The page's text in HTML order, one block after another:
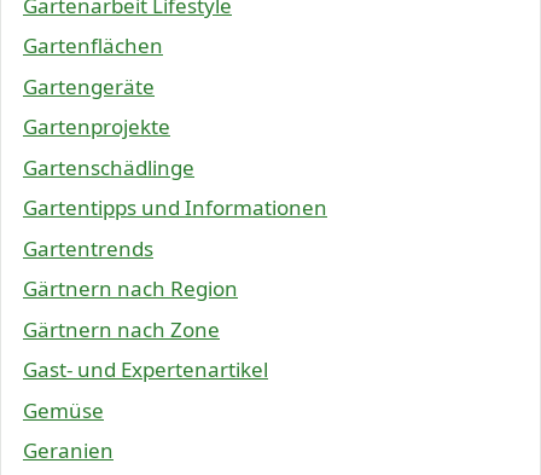
Gartenflächen
Gartengeräte
Gartenprojekte
Gartenschädlinge
Gartentipps und Informationen
Gartentrends
Gärtnern nach Region
Gärtnern nach Zone
Gast- und Expertenartikel
Gemüse
Geranien